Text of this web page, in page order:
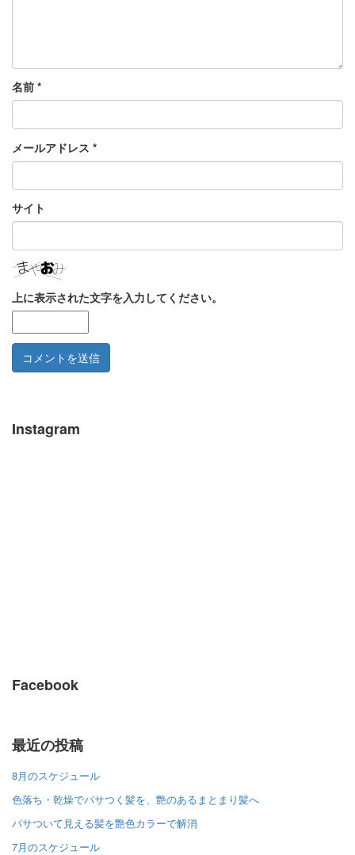
名前 *
メールアドレス *
サイト
上に表示された文字を入力してください。
Instagram
Facebook
最近の投稿
8月のスケジュール
色落ち・乾燥でパサつく髪を、艶のあるまとまり髪へ
パサついて見える髪を艶色カラーで解消
7月のスケジュール